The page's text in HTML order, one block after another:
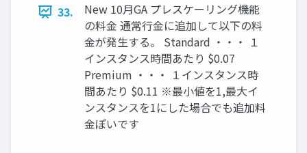
33.
New 10月GA プレスケーリング機能
の料金 通常行金に追加して以下の料
金が発生する。 Standard ・・・ １
インスタンス時間あたり $0.07
Premium ・・・ １インスタンス時
間あたり $0.11 ※最小値を1,最大イ
ンスタンスを1にした場合でも追加料
金ぽいです